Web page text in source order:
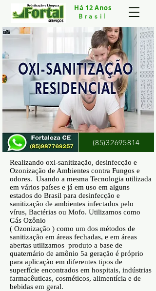
Há 12 Anos
Brasil
(85)32695814
Realizando oxi-sanitização, desinfecção e
Ozonização de Ambientes contra Fungos e
odores. Usando a mesma Tecnologia utilizada
em vários países e já em uso em alguns
estados do Brasil para desinfecção e
sanitização de ambientes infectados pelo
vírus, Bactérias ou Mofo. Utilizamos como
Gás Ozônio
( Ozonização ) como um dos métodos de
sanitização em áreas fechadas, e em áreas
abertas utilizamos produto a base de
quaternário de amônio 5a geração é próprio
para aplicação em diferentes tipos de
superfície encontrados em hospitais, indústrias
farmacêuticas, cosméticos, alimentícia e de
bebidas em geral.